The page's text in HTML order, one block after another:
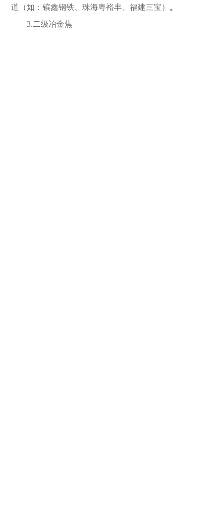
道（如：镔鑫钢铁、珠海粤裕丰、福建三宝） 。
3.二级冶金焦